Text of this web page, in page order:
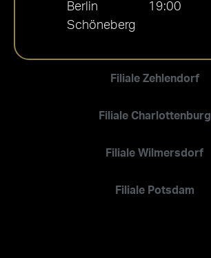
Filiale Zehlendorf
Filiale Charlottenburg
Filiale Wilmersdorf
Filiale Potsdam
Berlin
Schöneberg
19:00